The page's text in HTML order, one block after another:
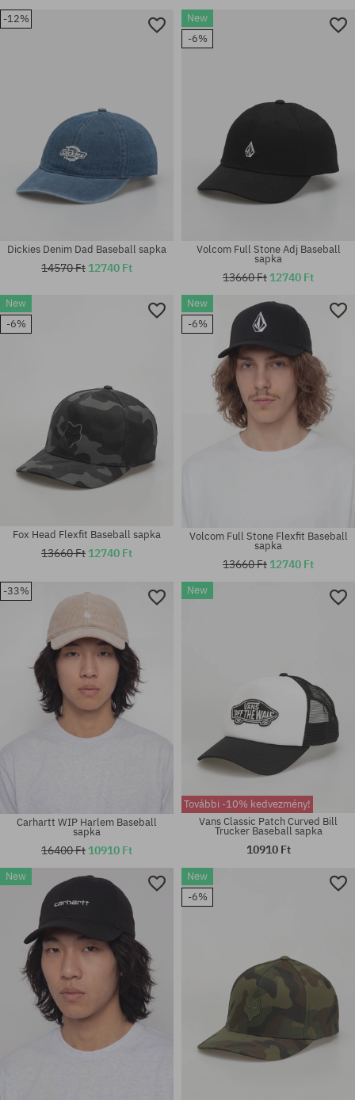
univerzális méret
univerzális méret
Elérhető méretek:
S-M
-12%
univerzális méret
Dickies Denim Dad Baseball sapka
14570 Ft 12740 Ft
New
-6%
Volcom Full Stone Adj Baseball
sapka
13660 Ft 12740 Ft
New
-6%
Elérhető méretek:
L-XL; S-M
Fox Head Flexfit Baseball sapka
13660 Ft 12740 Ft
New
-6%
Elérhető méretek:
L-XL; S-M
Volcom Full Stone Flexfit Baseball
sapka
13660 Ft 12740 Ft
-33%
Carhartt WIP Harlem Baseball
sapka
16400 Ft 10910 Ft
New
További -10% kedvezmény!
Vans Classic Patch Curved Bill
Trucker Baseball sapka
10910 Ft
New
New
-6%